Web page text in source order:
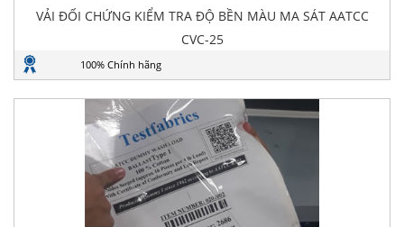
VẢI ĐỐI CHỨNG KIỂM TRA ĐỘ BỀN MÀU MA SÁT AATCC
CVC-25
100% Chính hãng